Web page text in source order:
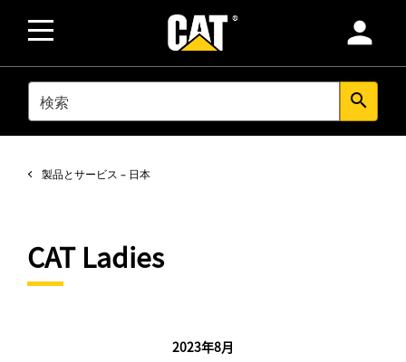
person
SEARCH search
製品とサービス – 日本
CAT Ladies
2023年8月